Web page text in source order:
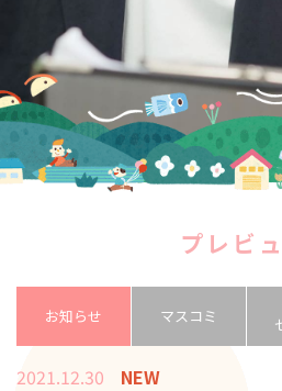
プレビ
お知らせ マスコミ
2021.12.30 NEW